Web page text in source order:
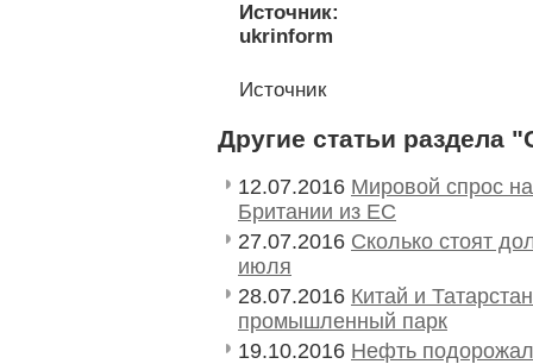
Источник:
ukrinform
Источник
Другие статьи раздела
12.07.2016 Мировой спрос
Британии из ЕС
27.07.2016 Сколько стоят
июля
28.07.2016 Китай и
промышленный парк
19.10.2016 Нефть